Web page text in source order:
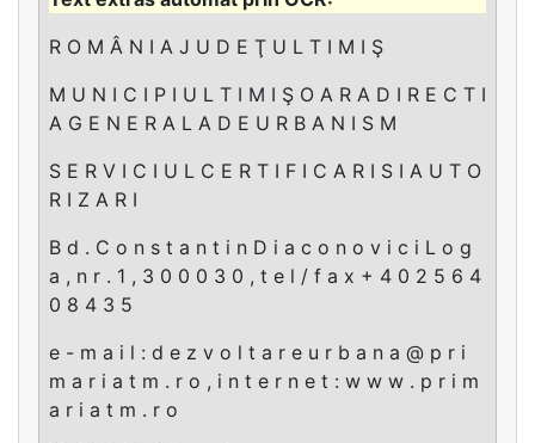
R O M Â N I A J U D E Ţ U L T I M I Ş
M U N I C I P I U L T I M I Ş O A R A D I R E C T I
A G E N E R A L A D E U R B A N I S M
S E R V I C I U L C E R T I F I C A R I S I A U T O
R I Z A R I
B d . C o n s t a n t i n D i a c o n o v i c i L o g
a , n r . 1 , 3 0 0 0 3 0 , t e l / f a x + 4 0 2 5 6 4
0 8 4 3 5
e - m a i l : d e z v o l t a r e u r b a n a @ p r i
m a r i a t m . r o , i n t e r n e t : w w w . p r i m
a r i a t m . r o